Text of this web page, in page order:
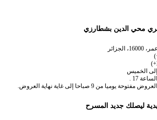
محي الدين بشطارزي
إلى الخميس
من 9 صباحا إلى غاية نهاية العروض.
ليصلك جديد المسرح